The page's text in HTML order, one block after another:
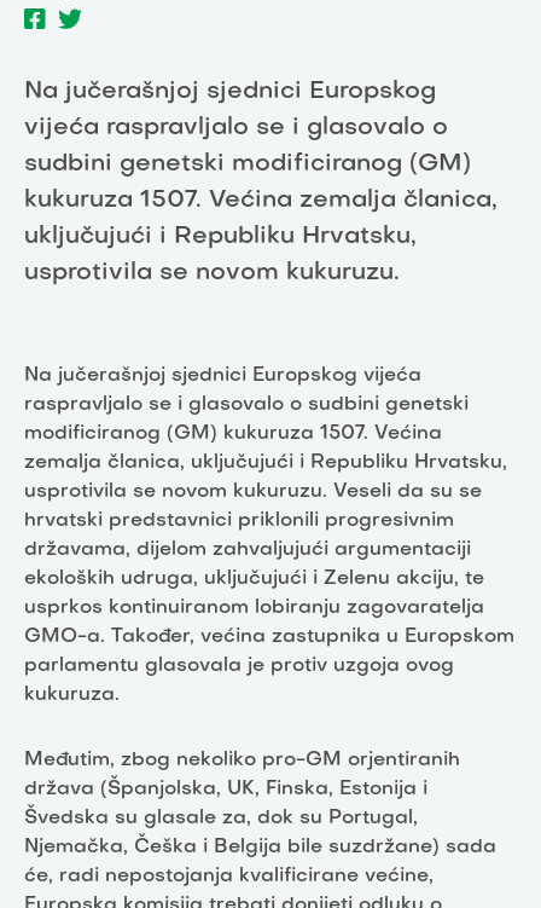
Na jučerašnjoj sjednici Europskog
vijeća raspravljalo se i glasovalo o
sudbini genetski modificiranog (GM)
kukuruza 1507. Većina zemalja članica,
uključujući i Republiku Hrvatsku,
usprotivila se novom kukuruzu.
Na jučerašnjoj sjednici Europskog vijeća
raspravljalo se i glasovalo o sudbini genetski
modificiranog (GM) kukuruza 1507. Većina
zemalja članica, uključujući i Republiku Hrvatsku,
usprotivila se novom kukuruzu. Veseli da su se
hrvatski predstavnici priklonili progresivnim
državama, dijelom zahvaljujući argumentaciji
ekoloških udruga, uključujući i Zelenu akciju, te
usprkos kontinuiranom lobiranju zagovaratelja
GMO-a. Također, većina zastupnika u Europskom
parlamentu glasovala je protiv uzgoja ovog
kukuruza.
Međutim, zbog nekoliko pro-GM orjentiranih
država (Španjolska, UK, Finska, Estonija i
Švedska su glasale za, dok su Portugal,
Njemačka, Češka i Belgija bile suzdržane) sada
će, radi nepostojanja kvalificirane većine,